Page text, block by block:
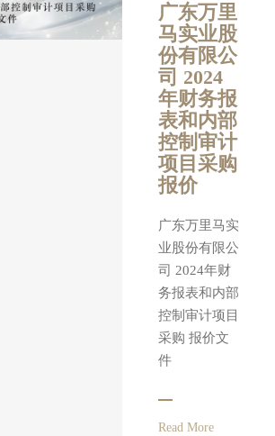
广东万里
马实业股
份有限公
司 2024
年财务报
表和内部
控制审计
项目采购
报价
广东万里马实
业股份有限公
司 2024年财
务报表和内部
控制审计项目
采购 报价文
件
Read More